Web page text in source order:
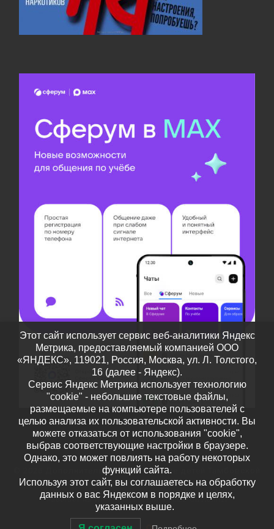
Дополнительное образование детей Тамбовской
области– Все права защищены
Работает наWP – Разработан вТема Customizr
Этот сайт использует сервис веб-аналитики Яндекс
Метрика, предоставляемый компанией ООО
«ЯНДЕКС», 119021, Россия, Москва, ул. Л. Толстого,
16 (далее - Яндекс).
Сервис Яндекс Метрика использует технологию
"cookie" - небольшие текстовые файлы,
размещаемые на компьютере пользователей с
целью анализа их пользовательской активности. Вы
можете отказаться от использования "cookie",
выбрав соответствующие настройки в браузере.
Однако, это может повлиять на работу некоторых
функций сайта.
Используя этот сайт, вы соглашаетесь на обработку
данных о вас Яндексом в порядке и целях,
указанных выше.